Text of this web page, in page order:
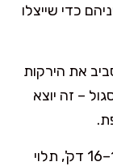
כדי שייצלו
את הירקות
– זה יוצא
מכניסים לתנור ל-12–16 דק', תלוי